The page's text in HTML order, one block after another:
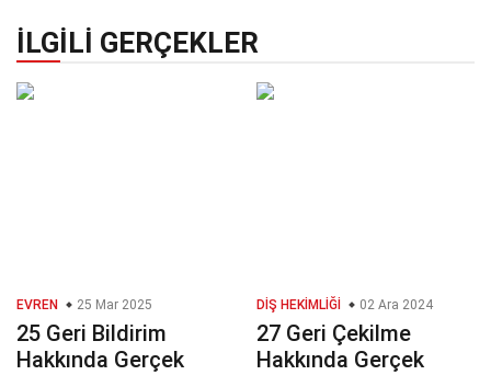
İLGILI GERÇEKLER
EVREN 25 Mar 2025
25 Geri Bildirim
Hakkında Gerçek
DIŞ HEKIMLIĞI 02 Ara 2024
27 Geri Çekilme
Hakkında Gerçek